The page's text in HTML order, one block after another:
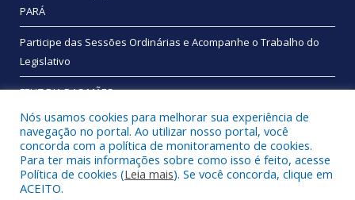
PARÁ
Participe das Sessões Ordinárias e Acompanhe o Trabalho do
Legislativo
FELIZ DIA DAS MÃES
Todos os direitos reservados a Câmara Municipal de Santa
Bárbara do Pará.
Nós usamos cookies para melhorar sua experiência de
navegação no portal. Ao utilizar nosso portal, você
concorda com a política de monitoramento de cookies.
Para ter mais informações sobre como isso é feito, acesse
Política de cookies (Leia mais). Se você concorda, clique em
ACEITO.